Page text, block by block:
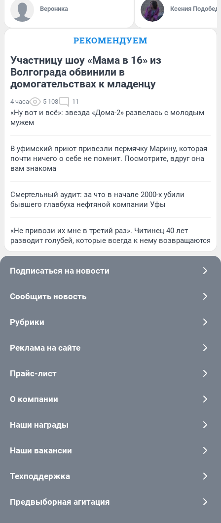
Вероника Ксения
РЕКОМЕНДУЕМ
Участницу шоу «Мама в 16» из
Волгограда обвинили в
домогательствах к младенцу
4 часа 5 108 11
«Ну вот и всё»: звезда «Дома-2» развелась с молодым
мужем
В уфимский приют привезли пермячку Марину, которая
почти ничего о себе не помнит. Посмотрите, вдруг она
вам знакома
Смертельный аудит: за что в начале 2000-х убили
бывшего главбуха нефтяной компании Уфы
«Не привози их мне в третий раз». Читинец 40 лет
разводит голубей, которые всегда к нему возвращаются
Подписаться на новости
Сообщить новость
Рубрики
Реклама на сайте
Прайс-лист
О компании
Наши награды
Наши вакансии
Техподдержка
Предвыборная агитация